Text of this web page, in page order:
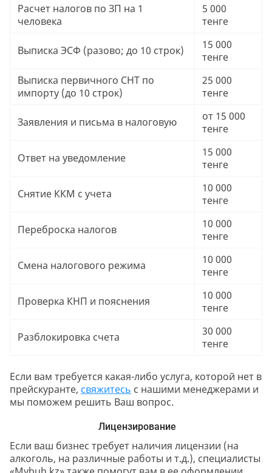
Расчет налогов по ЗП на 1
человека
5 000
тенге
Выписка ЭСФ (разово; до 10 строк)
15 000
тенге
Выписка первичного СНТ по
импорту (до 10 строк)
25 000
тенге
Заявления и письма в налоговую
от 15 000
тенге
Ответ на уведомление
15 000
тенге
Снятие ККМ с учета
10 000
тенге
Переброска налогов
10 000
тенге
Смена налогового режима
10 000
тенге
Проверка КНП и пояснения
10 000
тенге
Разблокировка счета
30 000
тенге
Если вам требуется какая-либо услуга, которой нет в
прейскуранте, свяжитесь с нашими менеджерами и
мы поможем решить Ваш вопрос.
Лицензирование
Если ваш бизнес требует наличия лицензии (на
алкоголь, на различные работы и т.д.), специалисты